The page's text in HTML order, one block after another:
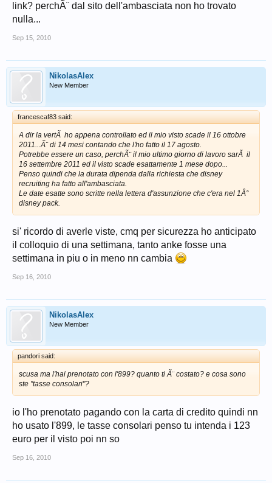
link? perchÃ¨ dal sito dell'ambasciata non ho trovato
nulla...
Sep 15, 2010
NikolasAlex
New Member
francescaf83 said:
A dir la vertÃ ho appena controllato ed il mio visto scade il 16 ottobre
2011...Ã¨ di 14 mesi contando che l'ho fatto il 17 agosto.
Potrebbe essere un caso, perchÃ¨ il mio ultimo giorno di lavoro sarÃ il
16 settembre 2011 ed il visto scade esattamente 1 mese dopo...
Penso quindi che la durata dipenda dalla richiesta che disney
recruiting ha fatto all'ambasciata.
Le date esatte sono scritte nella lettera d'assunzione che c'era nel 1Â°
disney pack.
si' ricordo di averle viste, cmq per sicurezza ho anticipato
il colloquio di una settimana, tanto anke fosse una
settimana in piu o in meno nn cambia
Sep 16, 2010
NikolasAlex
New Member
pandori said:
scusa ma l'hai prenotato con l'899? quanto ti Ã¨ costato? e cosa sono
ste "tasse consolari"?
io l'ho prenotato pagando con la carta di credito quindi nn
ho usato l'899, le tasse consolari penso tu intenda i 123
euro per il visto poi nn so
Sep 16, 2010